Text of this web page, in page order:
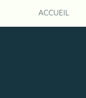
ACCUEIL